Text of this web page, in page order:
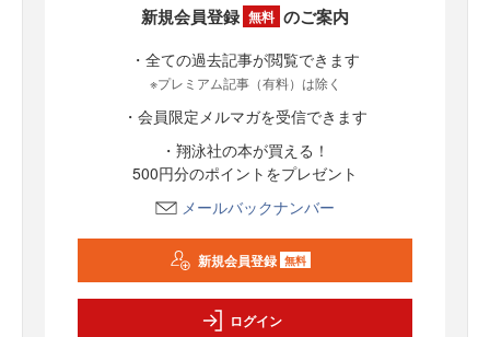
新規会員登録 無料 のご案内
・全ての過去記事が閲覧できます
※プレミアム記事（有料）は除く
・会員限定メルマガを受信できます
・翔泳社の本が買える！
500円分のポイントをプレゼント
メールバックナンバー
新規会員登録 無料
ログイン